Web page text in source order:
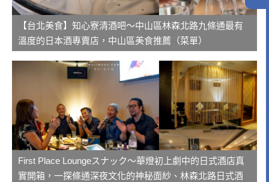
【台北美食】知心寮清酒吧～中山區林森北路九條通最有
溫度的日本酒專賣店，中山區美食推薦（菜單）
First Place Loungeスナック～華燈初上劇中的日式酒店真
實開箱，一探條通深夜文化的神秘面紗、林森北路日式酒